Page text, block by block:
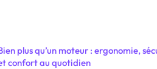
plus qu’un moteur : ergonomie,
confort au quotidien